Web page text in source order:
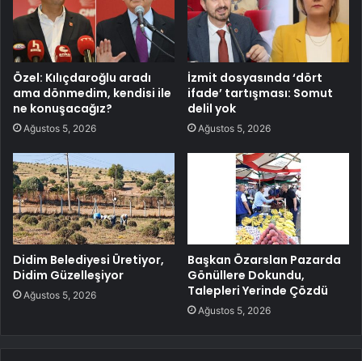
Özel: Kılıçdaroğlu aradı
ama dönmedim, kendisi ile
ne konuşacağız?
Ağustos 5, 2026
İzmit dosyasında ‘dört
ifade’ tartışması: Somut
delil yok
Ağustos 5, 2026
Didim Belediyesi Üretiyor,
Didim Güzelleşiyor
Ağustos 5, 2026
Başkan Özarslan Pazarda
Gönüllere Dokundu,
Talepleri Yerinde Çözdü
Ağustos 5, 2026